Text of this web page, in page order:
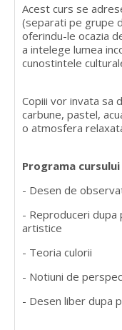
Acest curs se
(separati pe grupe
oferindu-le ocazia
a intelege lumea
cunostintele
Copiii vor invata sa
carbune, pastel,
o atmosfera
Programa cursului
- Desen de
- Reproduceri
artistice
- Teoria culorii
- Notiuni de
- Desen liber dupa